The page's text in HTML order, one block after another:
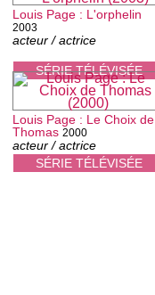
SÉRIE TÉLÉVISÉE
Louis Page : L'orphelin
2003
acteur / actrice
SÉRIE TÉLÉVISÉE
Louis Page : Le Choix de
Thomas 2000
acteur / actrice